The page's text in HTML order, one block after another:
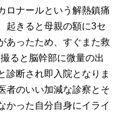
ロナールという解熱鎮痛
起きると母親の額に3セ
あったため、すぐまた救
ると脳幹部に微量の出
診断され即入院となりま
者のいい加減な診察とそ
かった自分自身にイライ